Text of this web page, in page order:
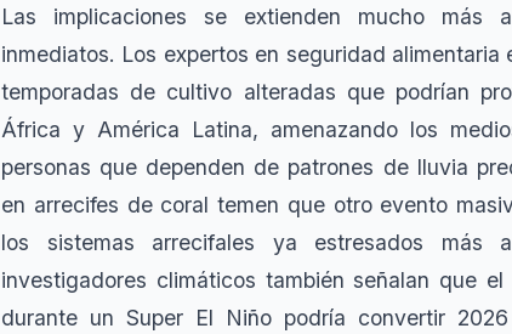
Las implicaciones se extienden mucho más
inmediatos. Los expertos en seguridad
temporadas de cultivo alteradas que podrían
África y América Latina, amenazando los
personas que dependen de patrones de lluvia
en arrecifes de coral temen que otro evento
los sistemas arrecifales ya estresados más
investigadores climáticos también señalan que
durante un Super El Niño podría convertir